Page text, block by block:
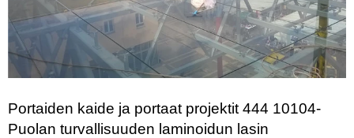
Portaiden kaide ja portaat projektit 444 10104-
Puolan turvallisuuden laminoidun lasin